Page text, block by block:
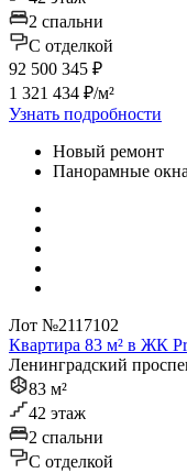
2 спальни
C отделкой
92 500 345 ₽
1 321 434 ₽/м²
Узнать подробности
Новый ремонт
Панорамные окна
Лот №2117102
Квартира 83 м² в ЖК
Ленинградский
83 м²
42 этаж
2 спальни
C отделкой